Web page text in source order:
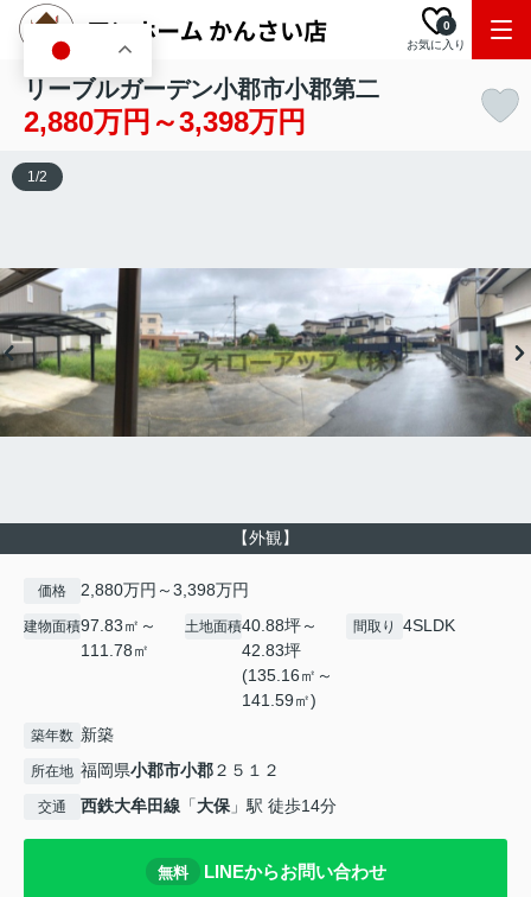
お気に入り
0
リーブルガーデン小郡市小郡第二
2,880万円～3,398万円
【外観】
1/2
価格 2,880万円～3,398万円
建物面積97.83㎡～
111.78㎡
土地面積40.88坪～
42.83坪
(135.16㎡～
141.59㎡)
間取り 4SLDK
築年数 新築
所在地 福岡県小郡市小郡２５１２
交通 西鉄大牟田線 「大保」駅 徒歩14分
無料 LINEからお問い合わせ